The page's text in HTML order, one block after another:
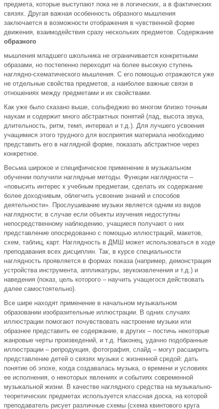
предмета, которые выступают пока не в логических, а в фактических
связях. Другая важная особенность образного мышления
заключается в возможности отображения в чувственной форме
движения, взаимодействия сразу нескольких предметов. Содержание
образного
мышления младшего школьника не ограничивается конкретными
образами, но постепенно переходит на более высокую ступень
наглядно-схематического мышления. С его помощью отражаются уже
не отдельные свойства предметов, а наиболее важные связи в
отношениях между предметами и их свойствами.
Как уже было сказано выше, сольфеджио во многом близко точным
наукам и содержит много абстрактных понятий (лад, высота звука,
длительность, ритм, темп, интервал и т.д.). Для лучшего усвоения
учащимися этого трудного для восприятия материала необходимо
представить его в наглядной форме, показать абстрактное через
конкретное.
Весьма широкое и специфическое применение в музыкальном
обучении получили наглядные методы. Функции наглядности –
«повысить интерес к учебным предметам, сделать их содержание
более доходчивым, облегчить усвоение знаний и способов
деятельности». Прослушивание музыки является одним из видов
наглядности; в случае если объекты изучения недоступны
непосредственному наблюдению, учащиеся получают о них
представление опосредованно с помощью иллюстраций, макетов,
схем, таблиц, карт. Наглядность в ДМШ может использоваться в ходе
преподавания всех дисциплин. Так, в курсе специальности
наглядность проявляется в формах показа (например, демонстрация
устройства инструмента, аппликатуры, звукоизвлечения и т.д.) и
наведения (показ, цель которого – научить учащегося действовать
далее самостоятельно).
Все шире находят применение в начальном музыкальном
образовании изобразительные иллюстрации. В одних случаях
иллюстрации помогают почувствовать настроение музыки или
образнее представить ее содержание, в других – постичь некоторые
жанровые черты произведений, и т.д. Наконец, удачно подобранные
иллюстрации – репродукция, фотография, слайд – могут расширить
представление детей о связях музыки с жизненной средой: дать
понятие об эпохе, когда создавалась музыка, о времени и условиях
ее исполнения, о некоторых явлениях и событиях современной
музыкальной жизни. В качестве наглядного средства на музыкально-
теоретических предметах используется классная доска, на которой
преподаватель рисует различные схемы (схема квинтового круга